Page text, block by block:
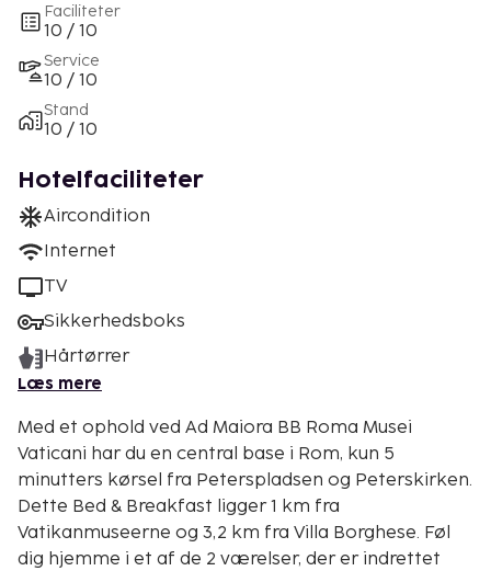
Faciliteter
10 / 10
Service
10 / 10
Stand
10 / 10
Hotelfaciliteter
Aircondition
Internet
TV
Sikkerhedsboks
Hårtørrer
Læs mere
Med et ophold ved Ad Maiora BB Roma Musei
Vaticani har du en central base i Rom, kun 5
minutters kørsel fra Peterspladsen og Peterskirken.
Dette Bed & Breakfast ligger 1 km fra
Vatikanmuseerne og 3,2 km fra Villa Borghese. Føl
dig hjemme i et af de 2 værelser, der er indrettet